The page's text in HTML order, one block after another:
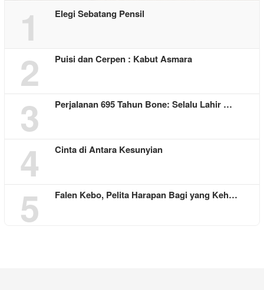
1 Elegi Sebatang Pensil
2 Puisi dan Cerpen : Kabut Asmara
3 Perjalanan 695 Tahun Bone: Selalu Lahir …
4 Cinta di Antara Kesunyian
5 Falen Kebo, Pelita Harapan Bagi yang Keh…